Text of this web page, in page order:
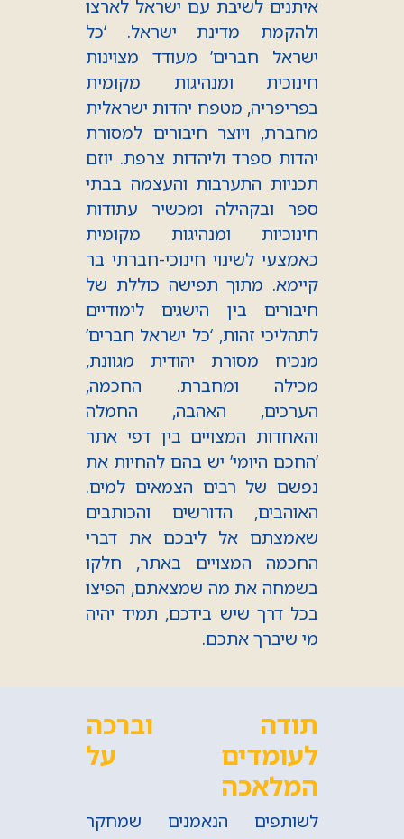
איתנים לשיבת עם ישראל לארצו
ולהקמת מדינת ישראל. ‘כל
ישראל חברים’ מעודד מצוינות
חינוכית ומנהיגות מקומית
בפריפריה, מטפח יהדות ישראלית
מחברת, ויוצר חיבורים למסורת
יהדות ספרד וליהדות צרפת. יוזם
תכניות התערבות והעצמה בבתי
ספר ובקהילה ומכשיר עתודות
חינוכיות ומנהיגות מקומית
כאמצעי לשינוי חינוכי-חברתי בר
קיימא. מתוך תפישה כוללת של
חיבורים בין הישגים לימודיים
לתהליכי זהות, ‘כל ישראל חברים’
מנכיח מסורת יהודית מגוונת,
מכילה ומחברת. החכמה,
הערכים, האהבה, החמלה
והאחדות המצויים בין דפי אתר
‘החכם היומי’ יש בהם להחיות את
נפשם של רבים הצמאים למים.
האוהבים, הדורשים והכותבים
שאמצתם אל ליבכם את דברי
החכמה המצויים באתר, חלקו
בשמחה את מה שמצאתם, הפיצו
בכל דרך שיש בידכם, תמיד יהיה
מי שיברך אתכם.
תודה וברכה
לעומדים על
המלאכה
לשותפים הנאמנים שמחקר